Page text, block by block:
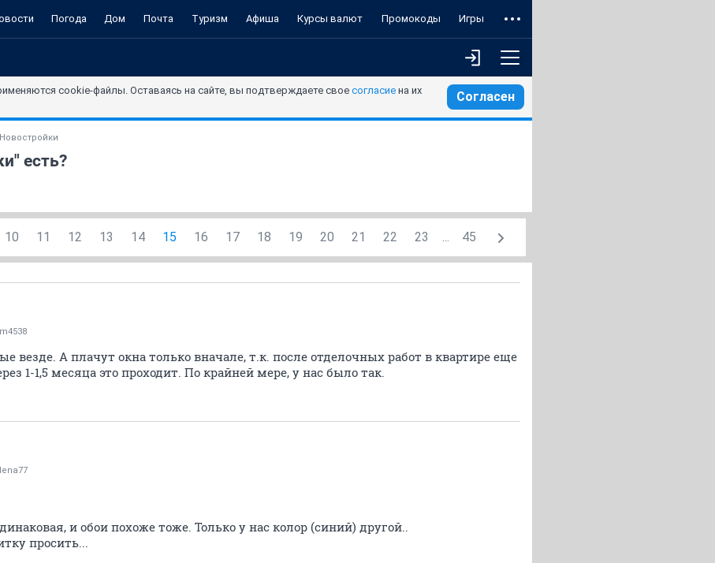
Погода Дом Почта Туризм Афиша Курсы валют Промокоды Игры
cookie-файлы. Оставаясь на сайте, вы подтверждаете свое согласие на их
Согласен
Новостройки
есть?
10 11 12 13 14 15 16 17 18 19 20 21 22 23 ... 45
везде. А плачут окна только вначале, т.к. после отделочных работ в квартире еще
1-1,5 месяца это проходит. По крайней мере, у нас было так.
и обои похоже тоже. Только у нас колор (синий) другой..
просить...